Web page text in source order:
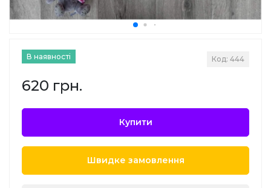
В наявності Код: 444
620 грн.
Купити
Швидке замовлення